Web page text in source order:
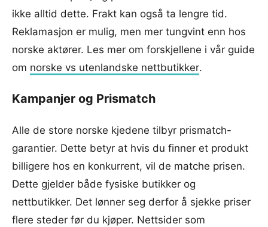
ikke alltid dette. Frakt kan også ta lengre tid.
Reklamasjon er mulig, men mer tungvint enn hos
norske aktører. Les mer om forskjellene i vår guide
om norske vs utenlandske nettbutikker.
Kampanjer og Prismatch
Alle de store norske kjedene tilbyr prismatch-
garantier. Dette betyr at hvis du finner et produkt
billigere hos en konkurrent, vil de matche prisen.
Dette gjelder både fysiske butikker og
nettbutikker. Det lønner seg derfor å sjekke priser
flere steder før du kjøper. Nettsider som